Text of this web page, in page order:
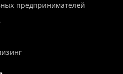
предпринимателей